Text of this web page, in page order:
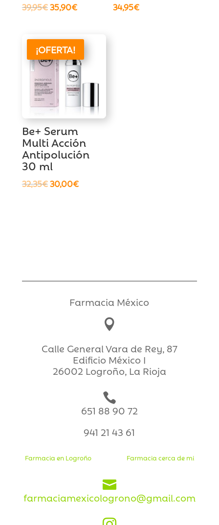
39,95€El
era:
39,95€.
35,90€El
es:
35,90€.
34,95€
¡OFERTA!
Be+ Serum
Multi Acción
Antipolución
30 ml
32,35€El
30,00€El
Farmacia México

Calle General Vara de Rey, 87
Edificio México I
26002 Logroño, La Rioja

651 88 90 72
941 21 43 61
Farmacia en Logroño Farmacia cerca de mi

farmaciamexicologrono@gmail.com